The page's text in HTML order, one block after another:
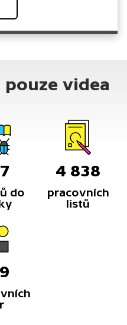
pouze videa
do
4 838
pracovních
listů